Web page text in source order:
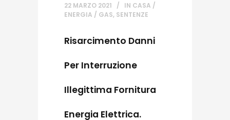
22 MARZO 2021 IN CASA /
ENERGIA / GAS, SENTENZE
Risarcimento Danni
Per Interruzione
Illegittima Fornitura
Energia Elettrica.